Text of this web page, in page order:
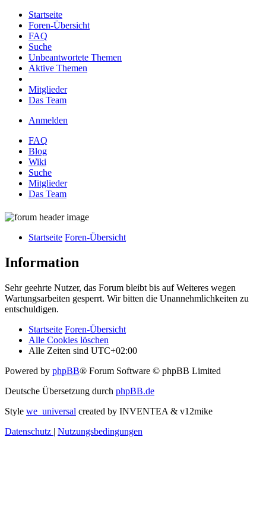
Startseite
Foren-Übersicht
FAQ
Suche
Unbeantwortete Themen
Aktive Themen
Mitglieder
Das Team
Anmelden
FAQ
Blog
Wiki
Suche
Mitglieder
Das Team
Startseite Foren-Übersicht
Information
Sehr geehrte Nutzer, das Forum bleibt bis auf Weiteres wegen
Wartungsarbeiten gesperrt. Wir bitten die Unannehmlichkeiten zu
entschuldigen.
Startseite Foren-Übersicht
Alle Cookies löschen
Alle Zeiten sind UTC+02:00
Powered by phpBB® Forum Software © phpBB Limited
Deutsche Übersetzung durch phpBB.de
Style we_universal created by INVENTEA & v12mike
Datenschutz | Nutzungsbedingungen